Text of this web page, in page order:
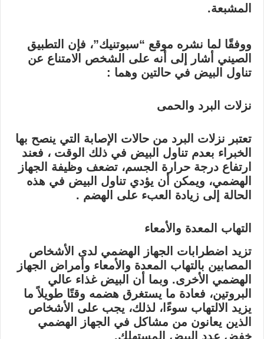
المشبعة.
ووفقًا لما نشره موقع “سبوتنيك”، فإن التطبيق
الصيني أشار إلى أنه على الشخص الامتناع عن
تناول البيض في حالتين وهما :
نزلات البرد والحمى
تعتبر نزلات البرد من حالات الإصابة التي ينصح بها
الخبراء بعدم تناول البيض في ذلك الوقت ، فعند
ارتفاع درجة حرارة الجسم، تضعف وظيفة الجهاز
الهضمي، ويمكن أن يؤدي تناول البيض في هذه
الحالة إلى زيادة العبء على الهضم .
التهاب المعدة والأمعاء
تزيد اضطرابات الجهاز الهضمي لدى الأشخاص
المصابين بالتهاب المعدة والأمعاء وأمراض الجهاز
الهضمي الأخرى. وبما أن البيض غذاء عالي
البروتين، فعادة ما يستغرق هضمه وقتًا طويلاً ما
يزيد الالتهاب سوءًا، لذلك، يجب على الأشخاص
الذين يعانون من مشاكل في الجهاز الهضمي
خفض عدد البيض المستهلك.